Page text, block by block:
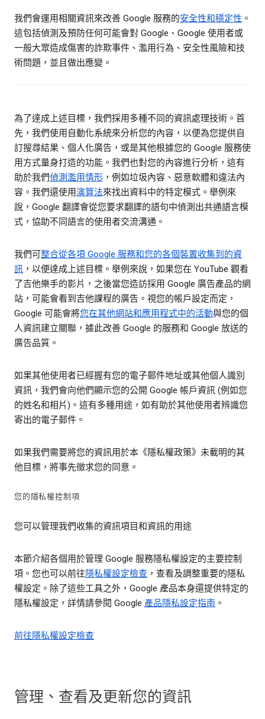
我們會運用相關資訊來改善 Google 服務的安全性和穩定性 。
這包括偵測及預防任何可能會對 Google、Google 使用者或
一般大眾造成傷害的詐欺事件、濫用行為、安全性風險和技
術問題，並且做出應變。
為了達成上述目標，我們採用多種不同的資訊處理技術。首
先，我們使用自動化系統來分析您的內容，以便為您提供自
訂搜尋結果、個人化廣告，或是其他根據您的 Google 服務使
用方式量身打造的功能。我們也對您的內容進行分析，這有
助於我們偵測濫用情形 ，例如垃圾內容、惡意軟體和違法內
容。我們還使用演算法來找出資料中的特定模式。舉例來
說，Google 翻譯會從您要求翻譯的語句中偵測出共通語言模
式，協助不同語言的使用者交流溝通。
我們可整合從各項 Google 服務和您的各個裝置收集到的資
訊 ，以便達成上述目標。舉例來說，如果您在 YouTube 觀看
了吉他樂手的影片，之後當您造訪採用 Google 廣告產品的網
站，可能會看到吉他課程的廣告。視您的帳戶設定而定，
Google 可能會將您在其他網站和應用程式中的活動與您的個
人資訊建立關聯，據此改善 Google 的服務和 Google 放送的
廣告品質。
如果其他使用者已經握有您的電子郵件地址或其他個人識別
資訊，我們會向他們顯示您的公開 Google 帳戶資訊 (例如您
的姓名和相片)。這有多種用途，如有助於其他使用者辨識您
寄出的電子郵件。
如果我們需要將您的資訊用於本《隱私權政策》未載明的其
他目標，將事先徵求您的同意。
您的隱私權控制項
您可以管理我們收集的資訊項目和資訊的用途
本節介紹各個用於管理 Google 服務隱私權設定的主要控制
項。您也可以前往隱私權設定檢查 ，查看及調整重要的隱私
權設定。除了這些工具之外，Google 產品本身還提供特定的
隱私權設定，詳情請參閱 Google 產品隱私設定指南 。
前往隱私權設定檢查
管理、查看及更新您的資訊